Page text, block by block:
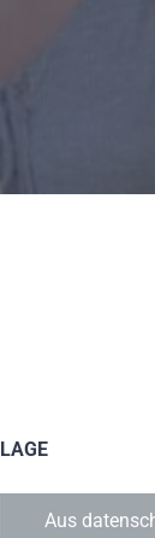
LAGE
Aus